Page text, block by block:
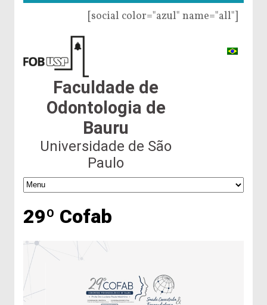
[social color="azul" name="all"]
Faculdade de
Odontologia de
Bauru
Universidade de São
Paulo
29º Cofab